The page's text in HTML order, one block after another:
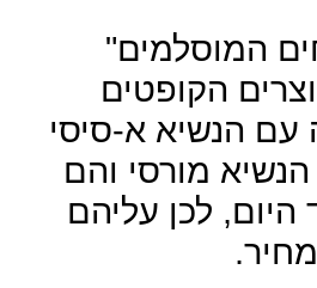
המוסלמים"
הקופטים
עם הנשיא א-סיסי
מורסי והם
היום, לכן עליהם